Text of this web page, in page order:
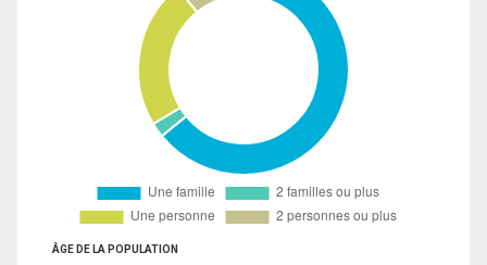
ÂGE DE LA POPULATION